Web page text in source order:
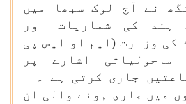
نے آج لوک سبھا میں
ہند کی شماریات اور
کی وزارت (ایم او ایس پی
ماحولیاتی اشارے پر
جاری کرتی ہے ۔
میں جاری ہونے والی ان